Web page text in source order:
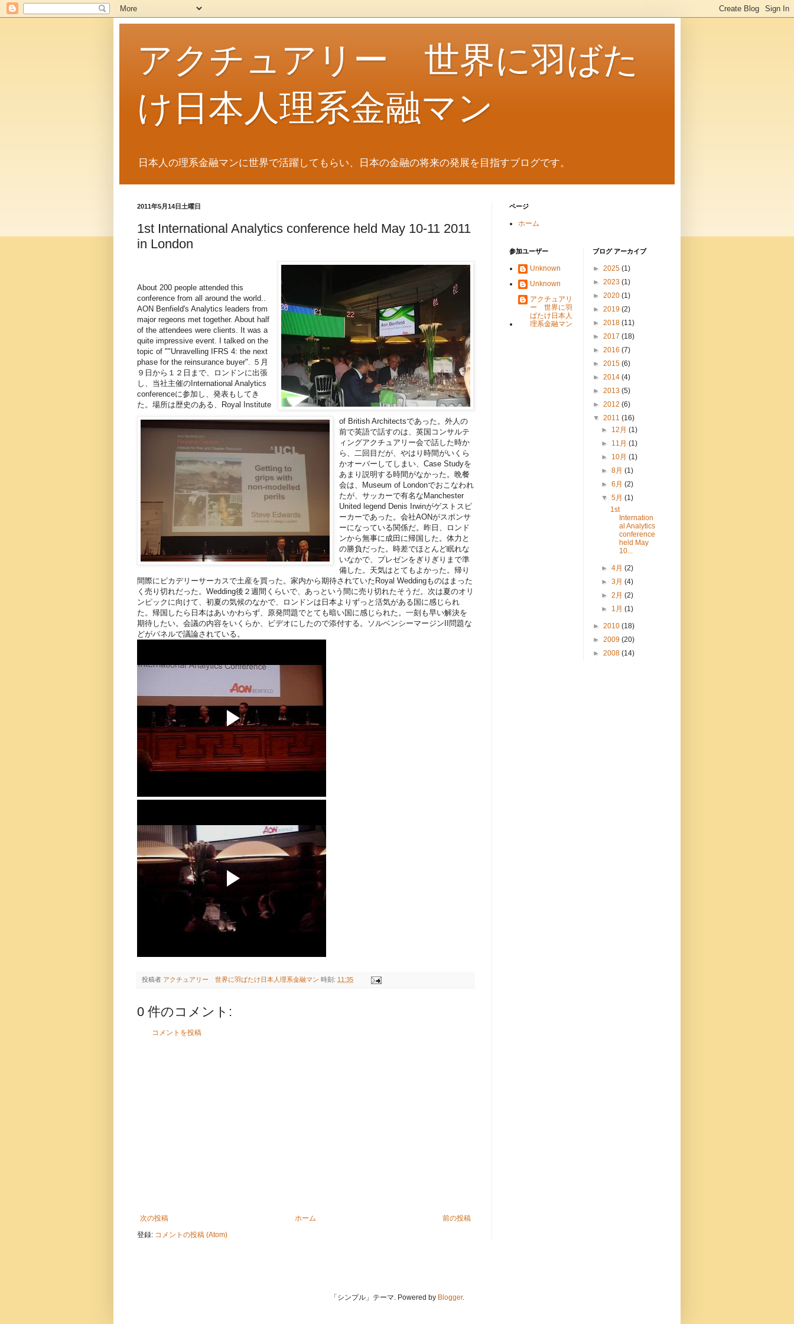
アクチュアリー 世界に羽ばた
け日本人理系金融マン
日本人の理系金融マンに世界で活躍してもらい、日本の金融の将来の発展を目指すブログです。
2011年5月14日土曜日
1st International Analytics conference held May 10-11 2011
in London
About 200 people attended this
conference from all around the world..
AON Benfield's Analytics leaders from
major regeons met together. About half
of the attendees were clients. It was a
quite impressive event. I talked on the
topic of ""Unravelling IFRS 4: the next
phase for the reinsurance buyer". ５月
９日から１２日まで、ロンドンに出張
し、当社主催のInternational Analytics
conferenceに参加し、発表もしてき
た。場所は歴史のある、Royal Institute
of British Architectsであった。外人の
前で英語で話すのは、英国コンサルテ
ィングアクチュアリー会で話した時か
ら、二回目だが、やはり時間がいくら
かオーバーしてしまい、Case Studyを
あまり説明する時間がなかった。晩餐
会は、Museum of Londonでおこなわれ
たが、サッカーで有名なManchester
United legend Denis Irwinがゲストスピ
ーカーであった。会社AONがスポンサ
ーになっている関係だ。昨日、ロンド
ンから無事に成田に帰国した。体力と
の勝負だった。時差でほとんど眠れな
いなかで、プレゼンをぎりぎりまで準
備した。天気はとてもよかった。帰り
間際にピカデリーサーカスで土産を買った。家内から期待されていたRoyal Weddingものはまった
く売り切れだった。Wedding後２週間くらいで、あっという間に売り切れたそうだ。次は夏のオリ
ンピックに向けて、初夏の気候のなかで、ロンドンは日本よりずっと活気がある国に感じられ
た。帰国したら日本はあいかわらず、原発問題でとても暗い国に感じられた。一刻も早い解決を
期待したい。会議の内容をいくらか、ビデオにしたので添付する。ソルベンシーマージンII問題な
どがパネルで議論されている。
投稿者 アクチュアリー 世界に羽ばたけ日本人理系金融マン 時刻: 11:35
0 件のコメント:
コメントを投稿
次の投稿 前の投稿
ホーム
登録: コメントの投稿 (Atom)
ページ
ホーム
参加ユーザー
Unknown
Unknown
アクチュアリ
ー 世界に羽
ばたけ日本人
理系金融マン
ブログ アーカイブ
► 2025 (1)
► 2023 (1)
► 2020 (1)
► 2019 (2)
► 2018 (11)
► 2017 (18)
► 2016 (7)
► 2015 (6)
► 2014 (4)
► 2013 (5)
► 2012 (6)
▼ 2011 (16)
► 12月(1)
► 11月(1)
► 10月(1)
►8月(1)
►6月(2)
▼5月(1)
1st
Internation
al Analytics
conference
held May
10...
►4月(2)
►3月(4)
►2月(2)
► 1月(1)
► 2010 (18)
► 2009 (20)
► 2008 (14)
「シンプル」テーマ. Powered by Blogger.